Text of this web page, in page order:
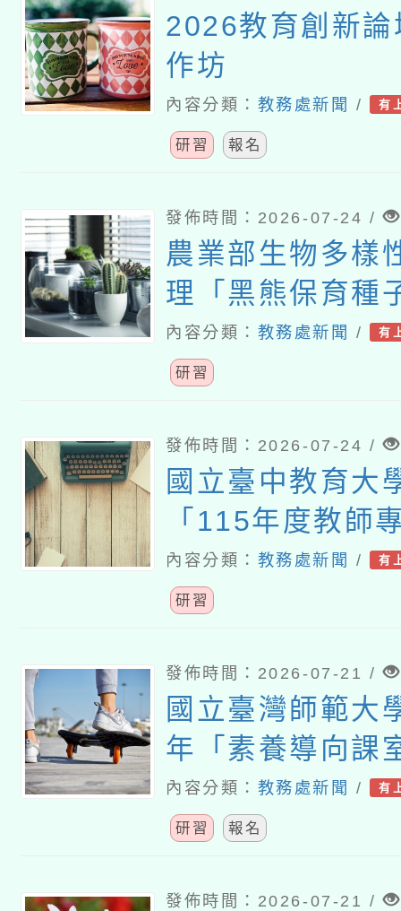
2026教育創新
作坊
內容分類： 教務處新聞 / 有
研習 報名
發佈時間：2026-07-24 /
農業部生物多樣
理「黑熊保育種
研習」
內容分類： 教務處新聞 / 有
研習
發佈時間：2026-07-24 /
國立臺中教育大
「115年度教師
習—「夢的N次
論壇（中區臺中
內容分類： 教務處新聞 / 有
研習
發佈時間：2026-07-21 /
國立臺灣師範大
年「素養導向課
建置暨推廣計畫
講座
內容分類： 教務處新聞 / 有
研習 報名
發佈時間：2026-07-21 /